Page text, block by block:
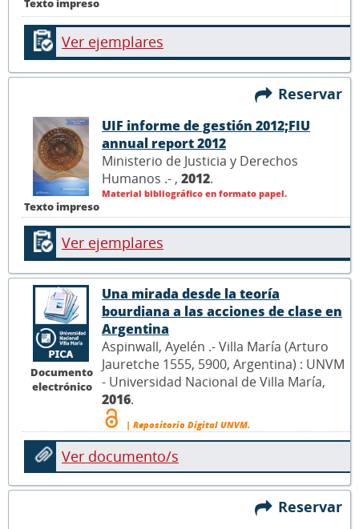
Texto impreso
Ver ejemplares
Reservar
Texto impreso
UIF informe de gestión 2012;FIU
annual report 2012
Ministerio de Justicia y Derechos
Humanos .- , 2012.
Material bibliográfico en formato papel.
Ver ejemplares
Documento
electrónico
Una mirada desde la teoría
bourdiana a las acciones de clase en
Argentina
Aspinwall, Ayelén .- Villa María (Arturo
Jauretche 1555, 5900, Argentina) : UNVM
- Universidad Nacional de Villa María,
2016.
| Repositorio Digital UNVM.
Ver documento/s
Reservar